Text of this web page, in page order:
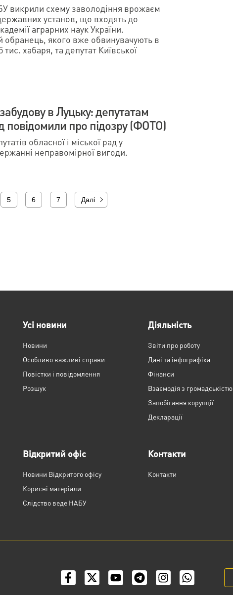
викрили схему заволодіння врожаєм
установ, що входять до
аграрних наук України.
обранець, якого вже обвинувачують в
хабаря, та депутат Київської
в Луцьку: депутатам
повідомили про підозру (ФОТО)
обласної і міської рад у
неправомірної вигоди.
5 6 7 Далі
Усі новини
Новини
Особливо важливі справи
Повістки і повідомлення
Розшук
Діяльність
Звіти про роботу
Дані та інфографіка
Фінанси
Взаємодія з громадськістю
Запобігання корупції
Декларації
Відкритий офіс
Новини Відкритого офісу
Корисні матеріали
Слідство веде НАБУ
Контакти
Контакти